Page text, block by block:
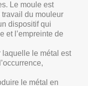
Le moule est
du mouleur
dispositif qui
et l’empreinte de
laquelle le métal est
le métal en